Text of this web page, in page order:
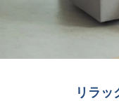
リラッ